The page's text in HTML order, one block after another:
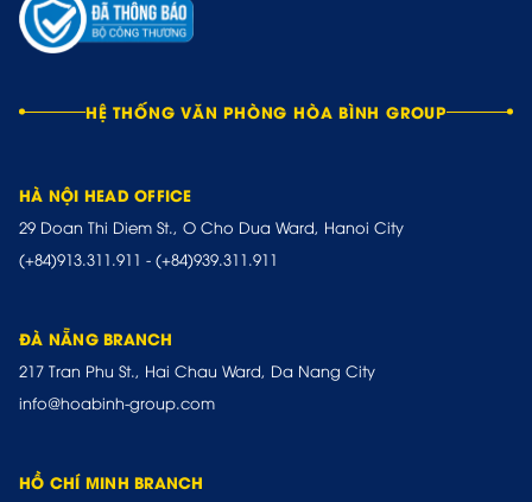
HỆ THỐNG VĂN PHÒNG HÒA BÌNH GROUP
HÀ NỘI HEAD OFFICE
29 Doan Thi Diem St., O Cho Dua Ward, Hanoi City
(+84)913.311.911 - (+84)939.311.911
ĐÀ NẴNG BRANCH
217 Tran Phu St., Hai Chau Ward, Da Nang City
info@hoabinh-group.com
HỒ CHÍ MINH BRANCH